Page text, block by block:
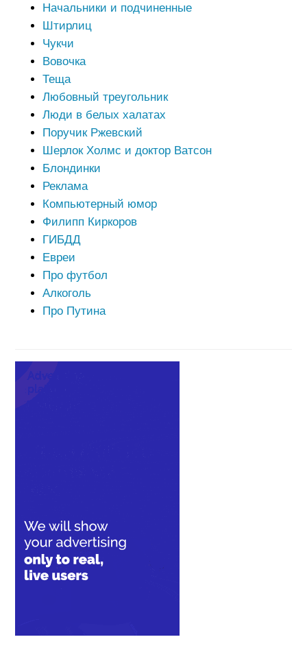
Начальники и подчиненные
Штирлиц
Чукчи
Вовочка
Теща
Любовный треугольник
Люди в белых халатах
Поручик Ржевский
Шерлок Холмс и доктор Ватсон
Блондинки
Реклама
Компьютерный юмор
Филипп Киркоров
ГИБДД
Евреи
Про футбол
Алкоголь
Про Путина